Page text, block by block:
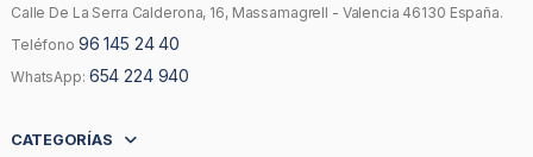
Calle De La Serra Calderona, 16, Massamagrell - Valencia 46130 España.
Teléfono 96 145 24 40
WhatsApp: 654 224 940
CATEGORÍAS